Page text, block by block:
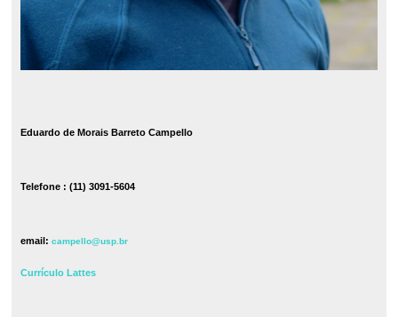
Eduardo de Morais Barreto Campello
Telefone : (11) 3091-5604
email: campello@usp.br
Currículo Lattes